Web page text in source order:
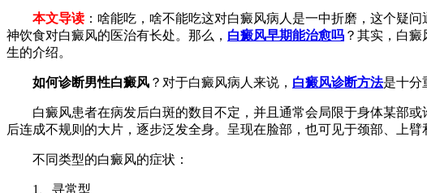
本文导读 ：啥能吃，啥不能吃这对白癜风病人是一中折磨，这个疑
神饮食对白癜风的医治有长处。那么， 白癜风早期能治愈吗 ？其实，白
生的介绍。
如何诊断男性白癜风 ？对于白癜风病人来说， 白癜风诊断方法是十分
白癜风患者在病发后白斑的数目不定，并且通常会局限于身体某部或
后连成不规则的大片，逐步泛发全身。呈现在脸部，也可见于颈部、上
不同类型的白癜风的症状：
1、寻常型